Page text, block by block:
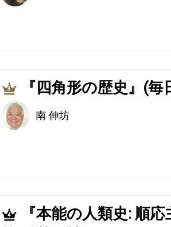
3 『四角形の歴史』(毎
南 伸坊
4
『本能の人類史: 順